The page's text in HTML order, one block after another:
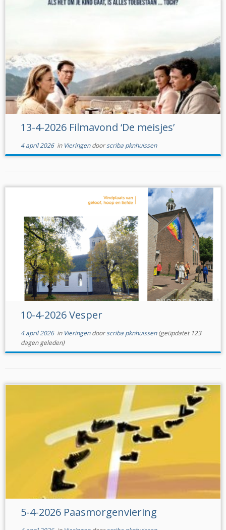
13-4-2026 Filmavond ‘De meisjes’
4 april 2026in Vieringendoorscriba pknhuissen
10-4-2026 Vesper
4 april 2026in Vieringendoorscriba pknhuissen(geüpdatet 123
dagen geleden)
5-4-2026 Paasmorgenviering